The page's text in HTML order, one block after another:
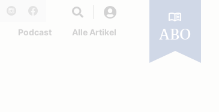
Facebook
Podcast Alle Artikel ABO